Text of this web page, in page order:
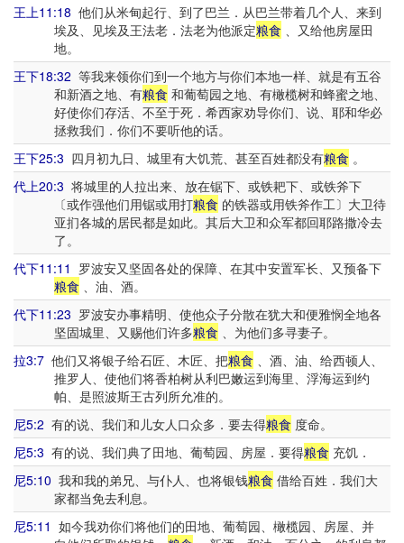
王上11:18 他们从米甸起行、到了巴兰．从巴兰带着几个人、来到
埃及、见埃及王法老．法老为他派定粮食 、又给他房屋田
地。
王下18:32 等我来领你们到一个地方与你们本地一样、就是有五谷
和新酒之地、有粮食 和葡萄园之地、有橄榄树和蜂蜜之地、
好使你们存活、不至于死．希西家劝导你们、说、耶和华必
拯救我们．你们不要听他的话。
王下25:3 四月初九日、城里有大饥荒、甚至百姓都没有粮食 。
代上20:3 将城里的人拉出来、放在锯下、或铁耙下、或铁斧下
〔或作强他们用锯或用打粮食 的铁器或用铁斧作工〕大卫待
亚扪各城的居民都是如此。其后大卫和众军都回耶路撒冷去
了。
代下11:11 罗波安又坚固各处的保障、在其中安置军长、又预备下
粮食 、油、酒。
代下11:23 罗波安办事精明、使他众子分散在犹大和便雅悯全地各
坚固城里、又赐他们许多粮食 、为他们多寻妻子。
拉3:7 他们又将银子给石匠、木匠、把粮食 、酒、油、给西顿人、
推罗人、使他们将香柏树从利巴嫩运到海里、浮海运到约
帕、是照波斯王古列所允准的。
尼5:2 有的说、我们和儿女人口众多．要去得粮食 度命。
尼5:3 有的说、我们典了田地、葡萄园、房屋．要得粮食 充饥．
尼5:10 我和我的弟兄、与仆人、也将银钱粮食 借给百姓．我们大
家都当免去利息。
尼5:11 如今我劝你们将他们的田地、葡萄园、橄榄园、房屋、并